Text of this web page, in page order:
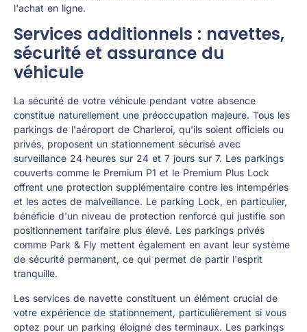
l'achat en ligne.
Services additionnels : navettes,
sécurité et assurance du
véhicule
La sécurité de votre véhicule pendant votre absence
constitue naturellement une préoccupation majeure. Tous les
parkings de l'aéroport de Charleroi, qu'ils soient officiels ou
privés, proposent un stationnement sécurisé avec
surveillance 24 heures sur 24 et 7 jours sur 7. Les parkings
couverts comme le Premium P1 et le Premium Plus Lock
offrent une protection supplémentaire contre les intempéries
et les actes de malveillance. Le parking Lock, en particulier,
bénéficie d'un niveau de protection renforcé qui justifie son
positionnement tarifaire plus élevé. Les parkings privés
comme Park & Fly mettent également en avant leur système
de sécurité permanent, ce qui permet de partir l'esprit
tranquille.
Les services de navette constituent un élément crucial de
votre expérience de stationnement, particulièrement si vous
optez pour un parking éloigné des terminaux. Les parkings